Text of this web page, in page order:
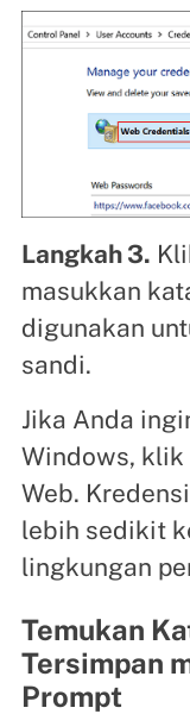
Langkah 3.
masukkan
digunakan
sandi.
Jika Anda
Windows,
Web.
lebih sedikit
lingkungan
Temukan
Tersimpan
Prompt